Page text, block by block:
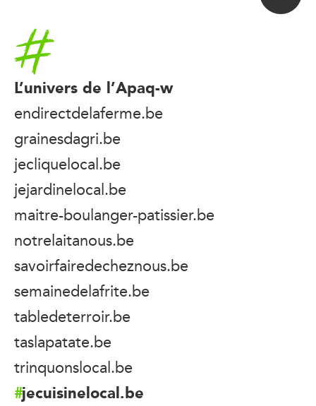
Accueil
L’univers de l’Apaq-w
endirectdelaferme.be
grainesdagri.be
jecliquelocal.be
jejardinelocal.be
maitre-boulanger-patissier.be
notrelaitanous.be
savoirfairedecheznous.be
semainedelafrite.be
tabledeterroir.be
taslapatate.be
trinquonslocal.be
jecuisinelocal.be